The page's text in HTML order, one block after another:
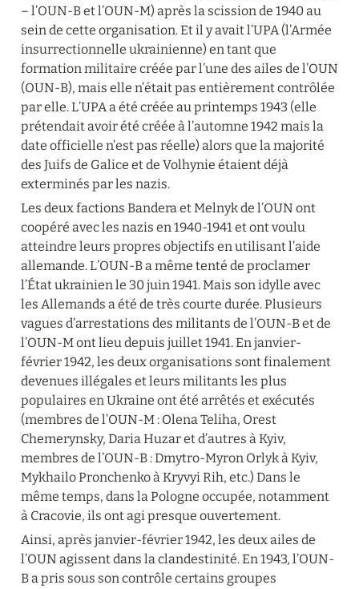
– l’OUN-B et l’OUN-M) après la scission de 1940 au
sein de cette organisation. Et il y avait l’UPA (l’Armée
insurrectionnelle ukrainienne) en tant que
formation militaire créée par l’une des ailes de l’OUN
(OUN-B), mais elle n’était pas entièrement contrôlée
par elle. L’UPA a été créée au printemps 1943 (elle
prétendait avoir été créée à l’automne 1942 mais la
date officielle n’est pas réelle) alors que la majorité
des Juifs de Galice et de Volhynie étaient déjà
exterminés par les nazis.
Les deux factions Bandera et Melnyk de l’OUN ont
coopéré avec les nazis en 1940-1941 et ont voulu
atteindre leurs propres objectifs en utilisant l’aide
allemande. L’OUN-B a même tenté de proclamer
l’État ukrainien le 30 juin 1941. Mais son idylle avec
les Allemands a été de très courte durée. Plusieurs
vagues d’arrestations des militants de l’OUN-B et de
l’OUN-M ont lieu depuis juillet 1941. En janvier-
février 1942, les deux organisations sont finalement
devenues illégales et leurs militants les plus
populaires en Ukraine ont été arrêtés et exécutés
(membres de l’OUN-M : Olena Teliha, Orest
Chemerynsky, Daria Huzar et d’autres à Kyiv,
membres de l’OUN-B : Dmytro-Myron Orlyk à Kyiv,
Mykhailo Pronchenko à Kryvyi Rih, etc.) Dans le
même temps, dans la Pologne occupée, notamment
à Cracovie, ils ont agi presque ouvertement.
Ainsi, après janvier-février 1942, les deux ailes de
l’OUN agissent dans la clandestinité. En 1943, l’OUN-
B a pris sous son contrôle certains groupes